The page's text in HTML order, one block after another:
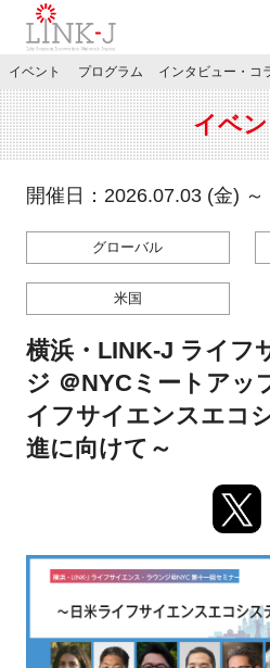
JP／
特別会員専用メニュー
お問い合わせ
マイページ
イベント
プログラム
イベント プログラム インタビュー・コ
イベ
開催日：2026.07.03 (金)
グローバル
米国
横浜・LINK-J ライフ
ジ ＠NYCミートアッ
イフサイエンスエコ
進に向けて～